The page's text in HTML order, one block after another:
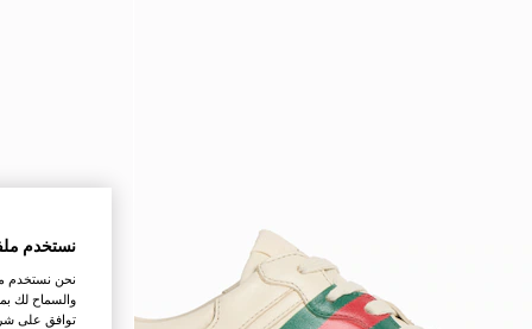
نستخدم
نحن نستخدم
والسماح لك
توافق على